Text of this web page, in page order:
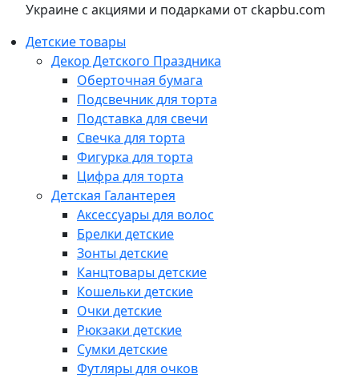
Украине с акциями и подарками от ckapbu.com
Детские товары
Декор Детского Праздника
Оберточная бумага
Подсвечник для торта
Подставка для свечи
Свечка для торта
Фигурка для торта
Цифра для торта
Детская Галантерея
Аксессуары для волос
Брелки детские
Зонты детские
Канцтовары детские
Кошельки детские
Очки детские
Рюкзаки детские
Сумки детские
Футляры для очков